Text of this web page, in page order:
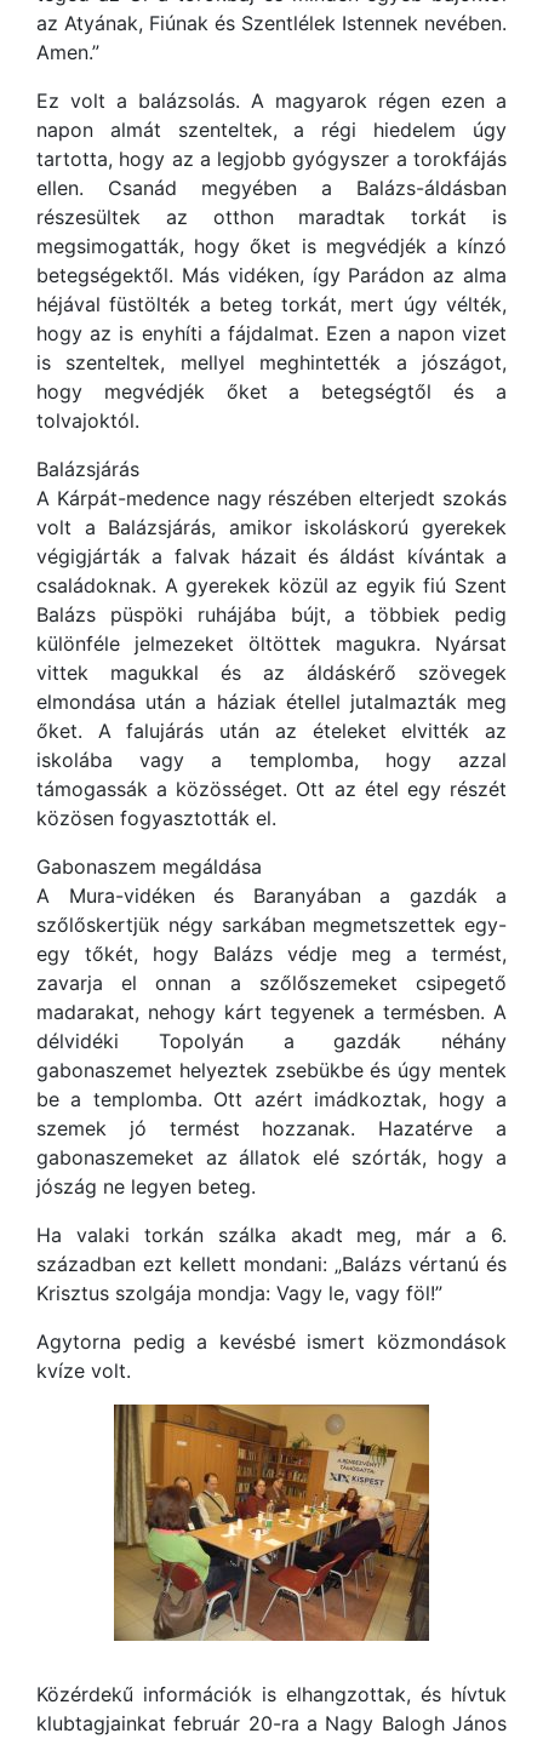
az Atyának, Fiúnak és Szentlélek Istennek nevében.
Amen.”
Ez volt a balázsolás. A magyarok régen ezen a
napon almát szenteltek, a régi hiedelem úgy
tartotta, hogy az a legjobb gyógyszer a torokfájás
ellen. Csanád megyében a Balázs-áldásban
részesültek az otthon maradtak torkát is
megsimogatták, hogy őket is megvédjék a kínzó
betegségektől. Más vidéken, így Parádon az alma
héjával füstölték a beteg torkát, mert úgy vélték,
hogy az is enyhíti a fájdalmat. Ezen a napon vizet
is szenteltek, mellyel meghintették a jószágot,
hogy megvédjék őket a betegségtől és a
tolvajoktól.
Balázsjárás
A Kárpát-medence nagy részében elterjedt szokás
volt a Balázsjárás, amikor iskoláskorú gyerekek
végigjárták a falvak házait és áldást kívántak a
családoknak. A gyerekek közül az egyik fiú Szent
Balázs püspöki ruhájába bújt, a többiek pedig
különféle jelmezeket öltöttek magukra. Nyársat
vittek magukkal és az áldáskérő szövegek
elmondása után a háziak étellel jutalmazták meg
őket. A falujárás után az ételeket elvitték az
iskolába vagy a templomba, hogy azzal
támogassák a közösséget. Ott az étel egy részét
közösen fogyasztották el.
Gabonaszem megáldása
A Mura-vidéken és Baranyában a gazdák a
szőlőskertjük négy sarkában megmetszettek egy-
egy tőkét, hogy Balázs védje meg a termést,
zavarja el onnan a szőlőszemeket csipegető
madarakat, nehogy kárt tegyenek a termésben. A
délvidéki Topolyán a gazdák néhány
gabonaszemet helyeztek zsebükbe és úgy mentek
be a templomba. Ott azért imádkoztak, hogy a
szemek jó termést hozzanak. Hazatérve a
gabonaszemeket az állatok elé szórták, hogy a
jószág ne legyen beteg.
Ha valaki torkán szálka akadt meg, már a 6.
században ezt kellett mondani: „Balázs vértanú és
Krisztus szolgája mondja: Vagy le, vagy föl!”
Agytorna pedig a kevésbé ismert közmondások
kvíze volt.
Közérdekű információk is elhangzottak, és hívtuk
klubtagjainkat február 20-ra a Nagy Balogh János